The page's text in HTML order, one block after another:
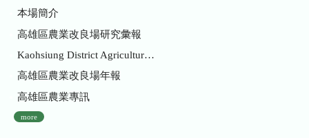
本場簡介
高雄區農業改良場研究彙報
Kaohsiung District Agricultural Research and Extension Station
高雄區農業改良場年報
高雄區農業專訊
more